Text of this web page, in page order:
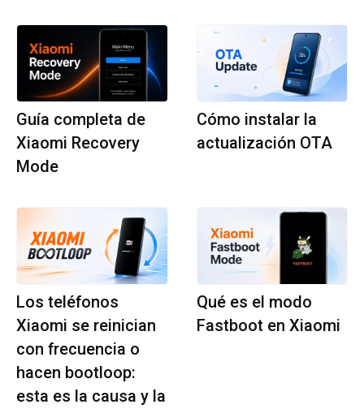
Guía completa de
Xiaomi Recovery
Mode
Cómo instalar la
actualización OTA
Los teléfonos
Xiaomi se reinician
con frecuencia o
hacen bootloop:
esta es la causa y la
Qué es el modo
Fastboot en Xiaomi